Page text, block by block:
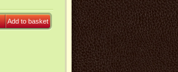
Add to basket